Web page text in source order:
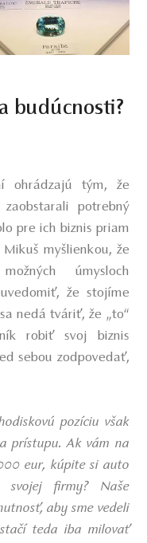
budúcnosti?
ohrádzajú tým, že
potrebný
pre ich biznis priam
myšlienkou, že
úmysloch
že stojíme
nedá tváriť, že „to“
robiť svoj biznis
sebou zodpovedať,
pozíciu však
prístupu. Ak vám na
eur, kúpite si auto
firmy? Naše
aby sme vedeli
teda iba milovať